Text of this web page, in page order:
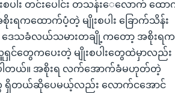
ပါး တင်းပေါင်း တသန်းေလောက် ထေ
ကထောက်ပံ့တဲ့ မျိုးစပါး ခြောက်သိန်း
ဒေသခံလယ်သမားတချို့ကတော့ အစိုးရက
ရှင်တွေကပေးတဲ့ မျိုးစပါးတွေထဲမှာလည်း
ပါတယ်။ အစိုးရ လက်အောက်ခံမဟုတ်တဲ့
ရှိတယ်ဆိုပေမယ့်လည်း လောက်ငအောင်